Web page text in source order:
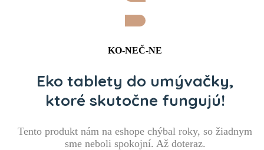
KO-NEČ-NE
Eko tablety do umývačky,
ktoré skutočne fungujú!
Tento produkt nám na eshope chýbal roky, so žiadnym
sme neboli spokojní. Až doteraz.